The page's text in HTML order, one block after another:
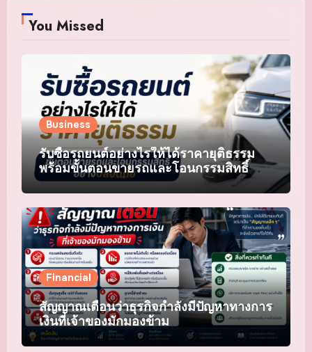
You Missed
Business
รับซื้อรถยนต์อย่างไรให้ได้ราคายุติธรรม
พร้อมขั้นตอนขายรถและโอนกรรมสิทธิ์
อย่างปลอดภัย
Financial
สัญญาณเตือนว่าธุรกิจกำลังมีปัญหาทางการ
เงินที่เจ้าของมักมองข้าม